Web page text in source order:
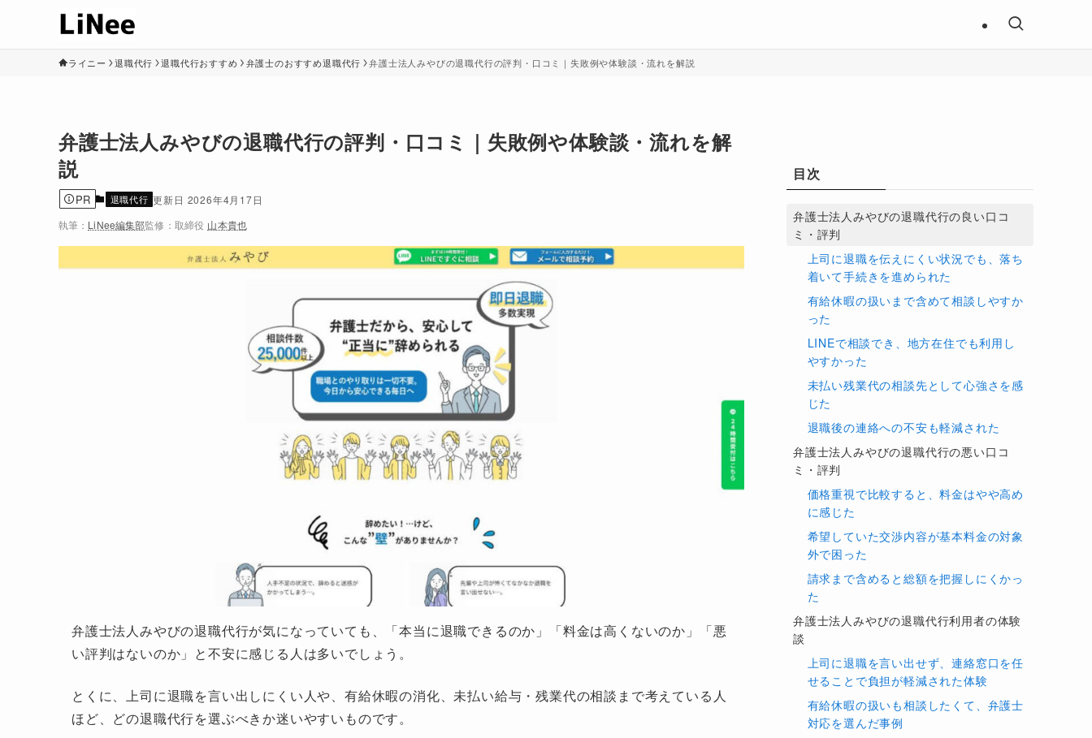
ライニー 退職代行 退職代行おすすめ 弁護士のおすすめ退職代行 弁護士法人みやびの退職代行の評判・口コミ｜失敗例や体験談・流れを解説
弁護士法人みやびの退職代行の評判・口コミ｜失敗例や体験談・流れを解
説
PR 退職代行
2026年4月17日
執筆： LiNee編集部監修： 取締役 山本貴也
弁護士法人みやびの退職代行が気になっていても、「本当に退職できるのか」「料金は高くないのか」「悪
い評判はないのか」と不安に感じる人は多いでしょう。
とくに、上司に退職を言い出しにくい人や、有給休暇の消化、未払い給与・残業代の相談まで考えている人
ほど、どの退職代行を選ぶべきか迷いやすいものです。
目次
弁護士法人みやびの退職代行の良い口コ
ミ・評判
上司に退職を伝えにくい状況でも、落ち
着いて手続きを進められた
有給休暇の扱いまで含めて相談しやすか
った
LINEで相談でき、地方在住でも利用し
やすかった
未払い残業代の相談先として心強さを感
じた
退職後の連絡への不安も軽減された
弁護士法人みやびの退職代行の悪い口コ
ミ・評判
価格重視で比較すると、料金はやや高め
に感じた
希望していた交渉内容が基本料金の対象
外で困った
請求まで含めると総額を把握しにくかっ
た
弁護士法人みやびの退職代行利用者の体験
談
上司に退職を言い出せず、連絡窓口を任
せることで負担が軽減された体験
有給休暇の扱いも相談したくて、弁護士
対応を選んだ事例